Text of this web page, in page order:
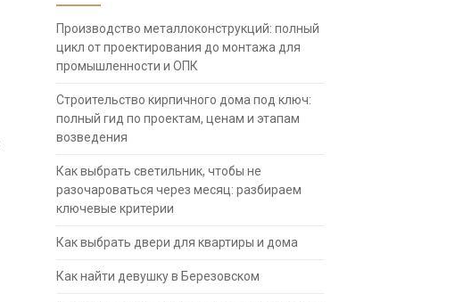
Производство металлоконструкций: полный
цикл от проектирования до монтажа для
промышленности и ОПК
Строительство кирпичного дома под ключ:
полный гид по проектам, ценам и этапам
возведения
Как выбрать светильник, чтобы не
разочароваться через месяц: разбираем
ключевые критерии
Как выбрать двери для квартиры и дома
Как найти девушку в Березовском